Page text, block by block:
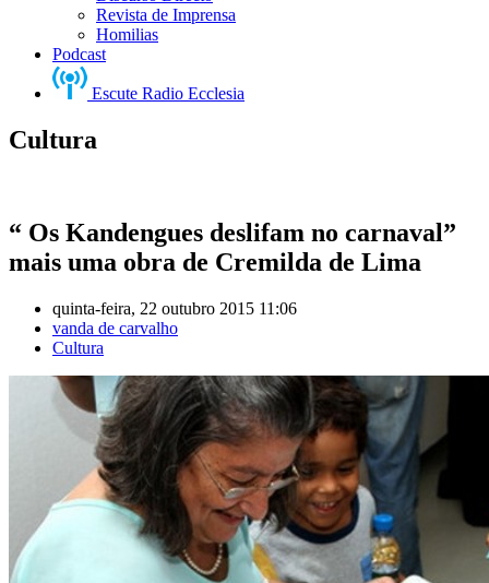
Revista de Imprensa
Homilias
Podcast
Escute Radio Ecclesia
Cultura
“ Os Kandengues deslifam no carnaval”
mais uma obra de Cremilda de Lima
quinta-feira, 22 outubro 2015 11:06
vanda de carvalho
Cultura